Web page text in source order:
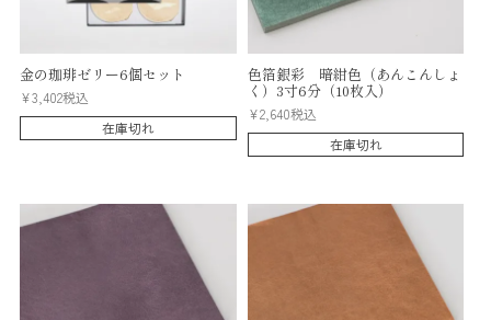
金の珈琲ゼリー6個セット
¥3,402税込
在庫切れ
色箔銀彩 暗紺色（あんこんしょ
く）3寸6分（10枚入）
¥2,640税込
在庫切れ